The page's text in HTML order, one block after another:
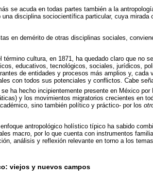
se acuda en todas partes también a la
disciplina sociocientífica particular, cuya mirada
en demérito de otras disciplinas sociales,
cultura, en 1871, ha quedado claro que no
educativos, tecnológicos, sociales, jurídicos,
de entidades y procesos más amplios y, cada
con todos sus potenciales y conflictos. Cabe
se ha hecho incipientemente presente en México
y los movimientos migratorios crecientes en
sino también político y práctico- por los
antropológico holístico típico ha sabido
macro, por lo que cuenta con instrumentos
análisis y reflexión relevante en torno a los
viejos y nuevos campos